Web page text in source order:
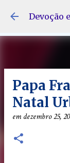
Devoção
Papa
Natal
emdezembro 25,